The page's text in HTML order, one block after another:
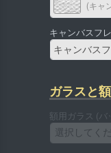
(キャ
キャンバスフ
キャンバス
ガラスと
額用ガラス (バ
選択してく